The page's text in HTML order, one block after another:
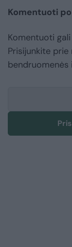
Komentuoti
Komentuoti
Prisijunkite